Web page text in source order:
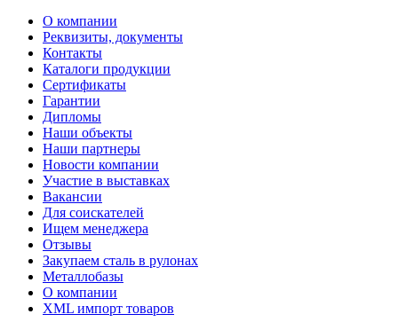
О компании
Реквизиты, документы
Контакты
Каталоги продукции
Сертификаты
Гарантии
Дипломы
Наши объекты
Наши партнеры
Новости компании
Участие в выставках
Вакансии
Для соискателей
Ищем менеджера
Отзывы
Закупаем сталь в рулонах
Металлобазы
О компании
XML импорт товаров